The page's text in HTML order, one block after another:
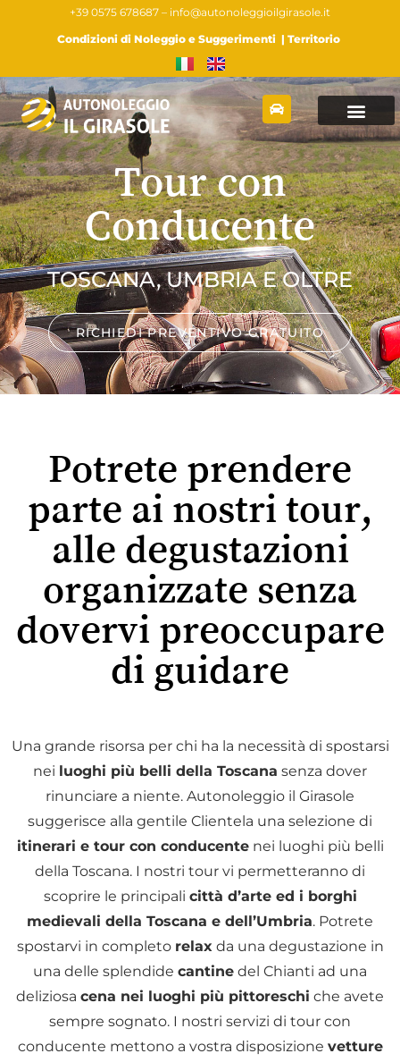
+39 0575 678687 – info@autonoleggioilgirasole.it
Condizioni di Noleggio e Suggerimenti | Territorio
Tour con
Conducente
TOSCANA, UMBRIA E OLTRE
RICHIEDI PREVENTIVO GRATUITO
Potrete prendere
parte ai nostri tour,
alle degustazioni
organizzate senza
dovervi preoccupare
di guidare
Una grande risorsa per chi ha la necessità di spostarsi
nei luoghi più belli della Toscana senza dover
rinunciare a niente. Autonoleggio il Girasole
suggerisce alla gentile Clientela una selezione di
itinerari e tour con conducentenei luoghi più belli
della Toscana. I nostri tour vi permetteranno di
scoprire le principali città d’arte ed i borghi
medievali della Toscana e dell’Umbria. Potrete
spostarvi in completo relaxda una degustazione in
una delle splendide cantine del Chianti ad una
deliziosa cena nei luoghi più pittoreschi che avete
sempre sognato. I nostri servizi di tour con
conducente mettono a vostra disposizione vetture